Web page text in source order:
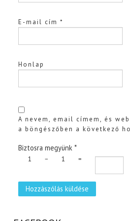
E-mail cím*
Honlap
A nevem, email címem, és
a böngészőben a következő
Biztosra megyünk *
1 − 1 =